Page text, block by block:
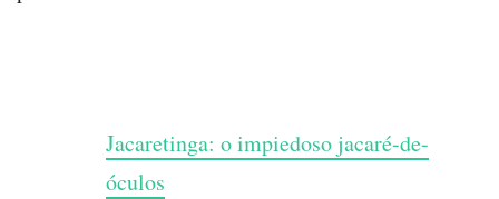
Jacaretinga: o impiedoso jacaré-de-
óculos